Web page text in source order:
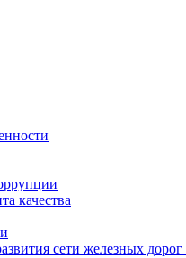
качества
сети железных